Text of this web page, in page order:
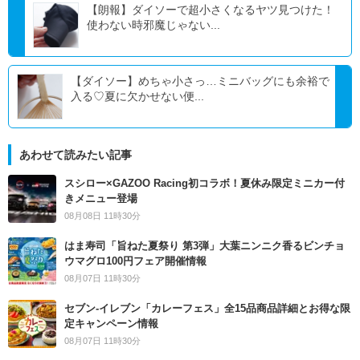
【朗報】ダイソーで超小さくなるヤツ見つけた！
使わない時邪魔じゃない...
【ダイソー】めちゃ小さっ…ミニバッグにも余裕で
入る♡夏に欠かせない便...
あわせて読みたい記事
スシロー×GAZOO Racing初コラボ！夏休み限定ミニカー付
きメニュー登場
08月08日 11時30分
はま寿司「旨ねた夏祭り 第3弾」大葉ニンニク香るビンチョ
ウマグロ100円フェア開催情報
08月07日 11時30分
セブン‐イレブン「カレーフェス」全15品商品詳細とお得な限
定キャンペーン情報
08月07日 11時30分